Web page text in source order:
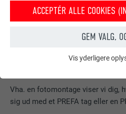
Vha. en fotomontage viser vi dig,
sig ud med et PREFA tag eller en
ACCEPTÉR ALLE COOKIES
GEM VALG,
ESSENTIELLE COOKIES
korrekt.
Vis yderligere